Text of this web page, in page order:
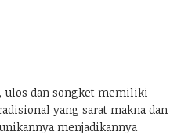
dan songket memiliki
yang sarat makna dan
menjadikannya